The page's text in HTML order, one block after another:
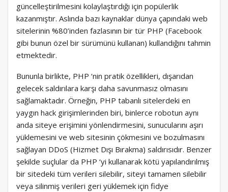
güncelleştirilmesini kolaylaştırdığı için popülerlik
kazanmıştır. Aslında bazı kaynaklar dünya çapındaki web
sitelerinin %80’inden fazlasının bir tür PHP (Facebook
gibi bunun özel bir sürümünü kullanan) kullandığını tahmin
etmektedir.
Bununla birlikte, PHP ‘nin pratik özellikleri, dışarıdan
gelecek saldırılara karşı daha savunmasız olmasını
sağlamaktadır. Örneğin, PHP tabanlı sitelerdeki en
yaygın hack girişimlerinden biri, binlerce robotun aynı
anda siteye erişimini yönlendirmesini, sunucularını aşırı
yüklemesini ve web sitesinin çökmesini ve bozulmasını
sağlayan DDoS (Hizmet Dışı Bırakma) saldırısıdır. Benzer
şekilde suçlular da PHP ‘yi kullanarak kötü yapılandırılmış
bir sitedeki tüm verileri silebilir, siteyi tamamen silebilir
veya silinmiş verileri geri yüklemek için fidye